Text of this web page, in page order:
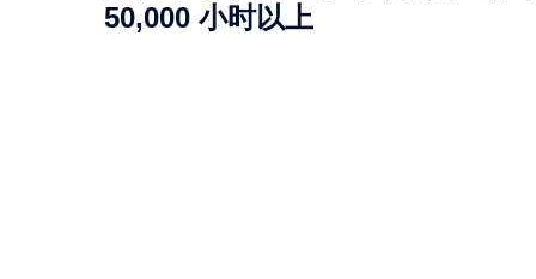
50,000 小时以上